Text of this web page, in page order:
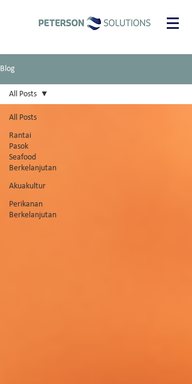
Blog
All Posts
Rantai
Pasok
Seafood
Berkelanjutan
Akuakultur
Perikanan
Berkelanjutan
All Posts